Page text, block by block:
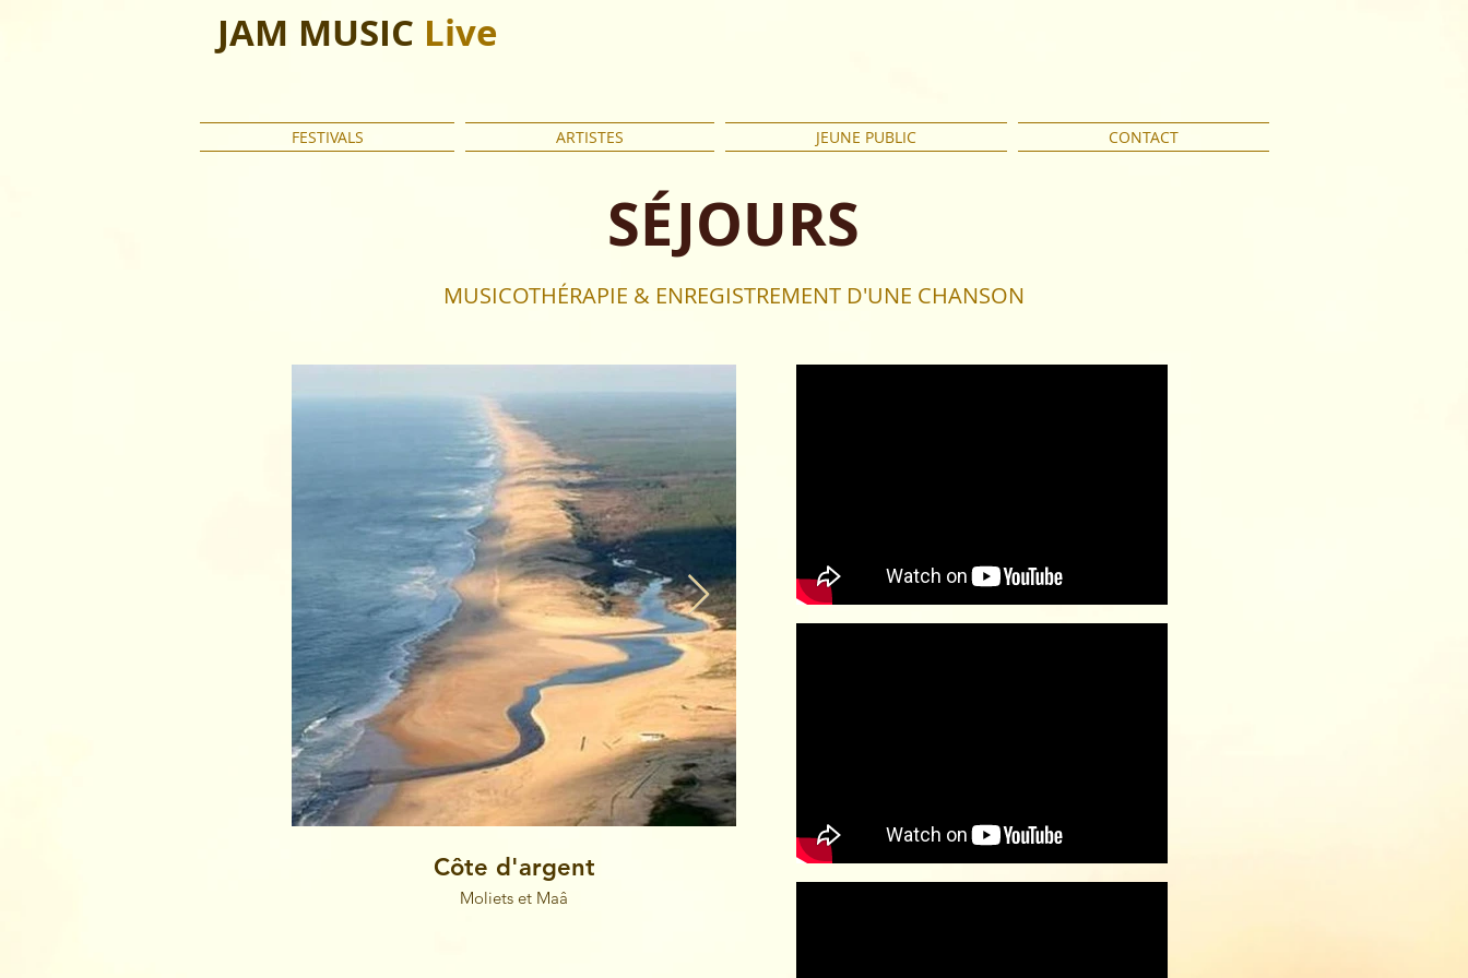
JAM MUSIC Live
FESTIVALS ARTISTES JEUNE PUBLIC CONTACT
SÉJOURS
MUSICOTHÉRAPIE & ENREGISTREMENT D'UNE CHANSON
Côte d'argent
Moliets et Maâ
Les Canaries